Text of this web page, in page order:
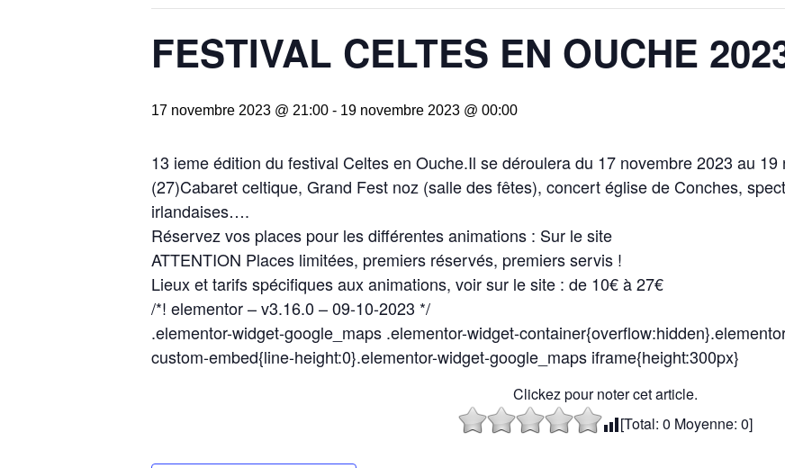
FESTIVAL CELTES EN OUCHE
17 novembre 2023 @ 21:00 - 19 novembre 2023 @ 00:00
13 ieme édition du festival Celtes en Ouche.Il se déroulera du 17 novembre 2023 au
(27)Cabaret celtique, Grand Fest noz (salle des fêtes), concert église de Conches,
irlandaises….
Réservez vos places pour les différentes animations : Sur le site
ATTENTION Places limitées, premiers réservés, premiers servis !
Lieux et tarifs spécifiques aux animations, voir sur le site : de 10€ à 27€
/*! elementor – v3.16.0 – 09-10-2023 */
.elementor-widget-google_maps .elementor-widget-
custom-embed{line-height:0}.elementor-widget-google_maps iframe{height:300px}
Clickez pour noter cet article.
[Total: 0 Moyenne: 0]